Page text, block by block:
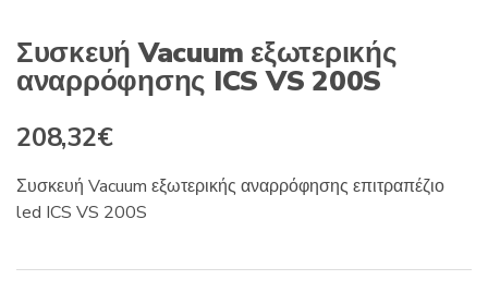
Συσκευή Vacuum εξωτερικής
αναρρόφησης ICS VS 200S
208,32€
Συσκευή Vacuum εξωτερικής αναρρόφησης επιτραπέζιο
led ICS VS 200S